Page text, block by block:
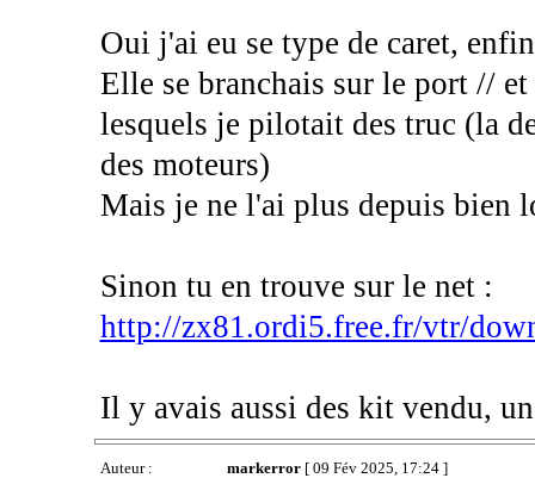
Oui j'ai eu se type de caret,
Elle se branchais sur le port //
lesquels je pilotait des truc (la
des moteurs)
Mais je ne l'ai plus depuis bien
Sinon tu en trouve sur le net :
http://zx81.ordi5.free.fr/vtr/
Il y avais aussi des kit vendu,
Auteur : markerror[ 09 Fév 2025, 17:24 ]